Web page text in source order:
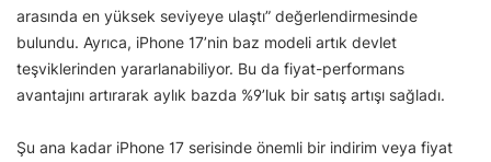
arasında en yüksek seviyeye ulaştı” değerlendirmesinde
bulundu. Ayrıca, iPhone 17’nin baz modeli artık devlet
teşviklerinden yararlanabiliyor. Bu da fiyat-performans
avantajını artırarak aylık bazda %9’luk bir satış artışı sağladı.
Şu ana kadar iPhone 17 serisinde önemli bir indirim veya fiyat